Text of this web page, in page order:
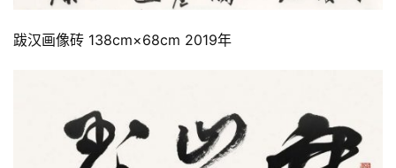
跋汉画像砖 138cm×68cm 2019年